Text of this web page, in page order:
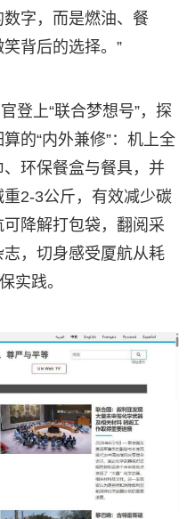
字，而是燃油、餐
背后的选择。”
登上“联合梦想号”，探
的“内外兼修”：机上全
环保餐盒与餐具，并
2-3公斤，有效减少碳
降解打包袋，翻阅采
，切身感受厦航从耗
实践。